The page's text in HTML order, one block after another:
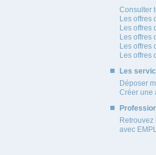
Consulter
Les offres
Les offres
Les offres
Les offres
Les offres
Les
Déposer
Créer une
avec